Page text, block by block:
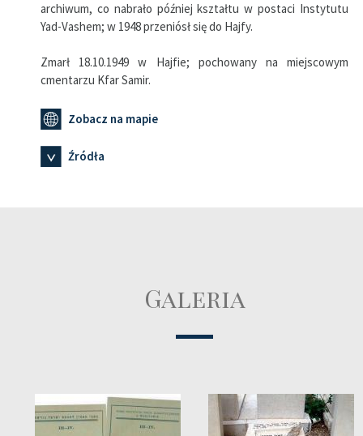
archiwum, co nabrało później kształtu w postaci Instytutu
Yad-Vashem; w 1948 przeniósł się do Hajfy.
Zmarł 18.10.1949 w Hajfie; pochowany na miejscowym
cmentarzu Kfar Samir.
Zobacz na mapie
Źródła
Galeria